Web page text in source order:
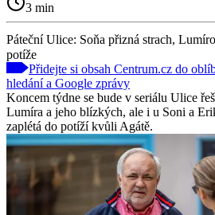
3 min
Páteční Ulice: Soňa přizná strach,
potíže
Přidejte si obsah Centrum.cz do
hledání a Google zprávy
Koncem týdne se bude v seriálu Ulice
Lumíra a jeho blízkých, ale i u Soni a
zaplétá do potíží kvůli Agátě.